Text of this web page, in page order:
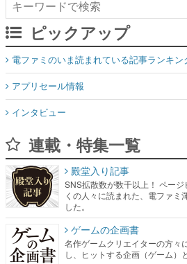
電ファミのいま読まれている記事ランキング
アプリセール情報
インタビュー
連載・特集一覧
くの人々に読まれた、電ファミ
した。
ゲームの企画書
名作ゲームクリエイターの方々
し、ヒットする企画（ゲーム）
赫本
この物語を解いてはいけない。
をした短編ホラー小説集です。